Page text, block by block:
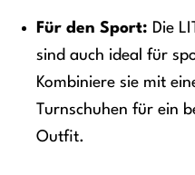
Für den Sport: Die
sind auch ideal für
Kombiniere sie mit
Turnschuhen für ein
Outfit.